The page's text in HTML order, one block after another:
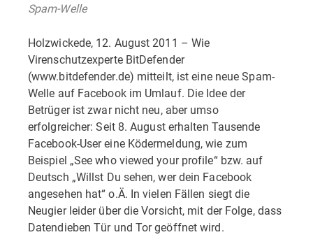
Spam-Welle
Holzwickede, 12. August 2011 – Wie
Virenschutzexperte BitDefender
(www.bitdefender.de) mitteilt, ist eine neue Spam-
Welle auf Facebook im Umlauf. Die Idee der
Betrüger ist zwar nicht neu, aber umso
erfolgreicher: Seit 8. August erhalten Tausende
Facebook-User eine Ködermeldung, wie zum
Beispiel „See who viewed your profile“ bzw. auf
Deutsch „Willst Du sehen, wer dein Facebook
angesehen hat“ o.Ä. In vielen Fällen siegt die
Neugier leider über die Vorsicht, mit der Folge, dass
Datendieben Tür und Tor geöffnet wird.